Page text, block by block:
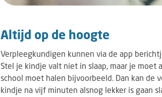
Altijd op de hoogte
Verpleegkundigen kunnen via de app
Stel je kindje valt niet in slaap, maar je moet
school moet halen bijvoorbeeld. Dan kan
kindje na vijf minuten alsnog lekker is gaan